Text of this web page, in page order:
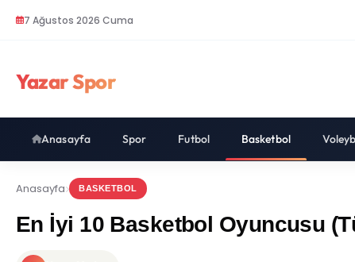
7 Ağustos 2026 Cuma
Yazar Spor
Anasayfa Spor Futbol Basketbol
Anasayfa BASKETBOL
En İyi 10 Basketbol Oyuncusu